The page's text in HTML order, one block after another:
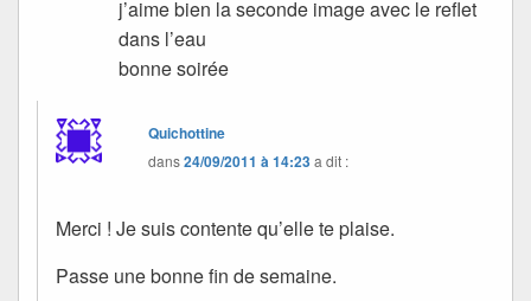
j’aime bien la seconde image avec le reflet
dans l’eau
bonne soirée
Quichottine
dans24/09/2011 à 14:23a dit :
Merci ! Je suis contente qu’elle te plaise.
Passe une bonne fin de semaine.